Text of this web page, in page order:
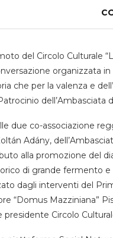
del Circolo Culturale
organizzata
che per la valenza e
dell’Ambasciata
due co-associazione
Adány,
alla promozione del
di grande fermento
dagli interventi del
“Domus Mazziniana”
Circolo